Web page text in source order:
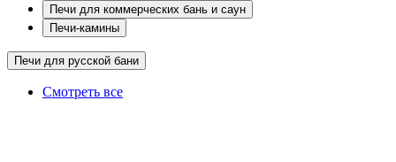
Печи для коммерческих бань и саун
Печи-камины
Печи для русской бани
Смотреть все